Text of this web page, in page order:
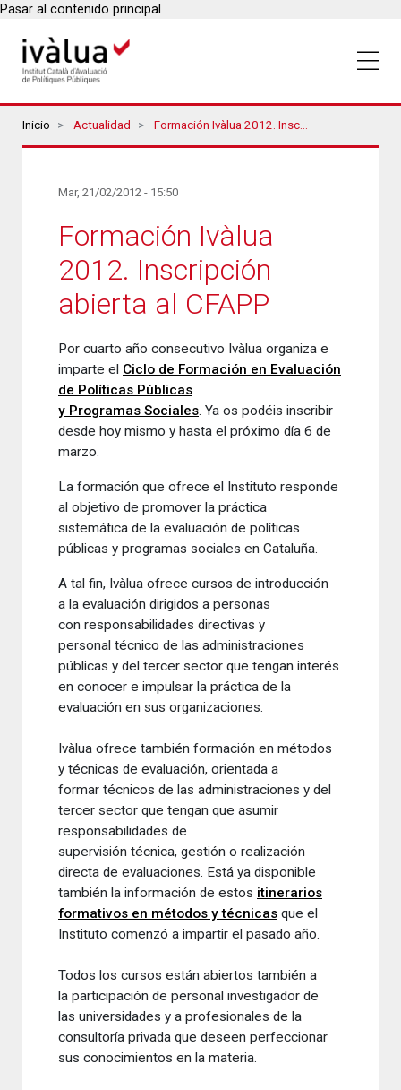
Pasar al contenido principal
Breadcrumbs
Inicio Actualidad Formación Ivàlua 2012. Inscripción Abierta Al CFAPP
Mar, 21/02/2012 - 15:50
Formación Ivàlua
2012. Inscripción
abierta al CFAPP
Por cuarto año consecutivo Ivàlua organiza e
imparte el Ciclo de Formación en Evaluación
de Políticas Públicas
y Programas Sociales. Ya os podéis inscribir
desde hoy mismo y hasta el próximo día 6 de
marzo.
La formación que ofrece el Instituto responde
al objetivo de promover la práctica
sistemática de la evaluación de políticas
públicas y programas sociales en Cataluña.
A tal fin, Ivàlua ofrece cursos de introducción
a la evaluación dirigidos a personas
con responsabilidades directivas y
personal técnico de las administraciones
públicas y del tercer sector que tengan interés
en conocer e impulsar la práctica de la
evaluación en sus organizaciones.
Ivàlua ofrece también formación en métodos
y técnicas de evaluación, orientada a
formar técnicos de las administraciones y del
tercer sector que tengan que asumir
responsabilidades de
supervisión técnica, gestión o realización
directa de evaluaciones. Está ya disponible
también la información de estos itinerarios
formativos en métodos y técnicas que el
Instituto comenzó a impartir el pasado año.
Todos los cursos están abiertos también a
la participación de personal investigador de
las universidades y a profesionales de la
consultoría privada que deseen perfeccionar
sus conocimientos en la materia.